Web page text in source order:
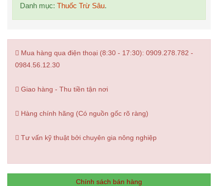
Danh mục: Thuốc Trừ Sâu.
Mua hàng qua điện thoại (8:30 - 17:30): 0909.278.782 -
0984.56.12.30
Giao hàng - Thu tiền tận nơi
Hàng chính hãng (Có nguồn gốc rõ ràng)
Tư vấn kỹ thuật bởi chuyên gia nông nghiệp
Chính sách bán hàng